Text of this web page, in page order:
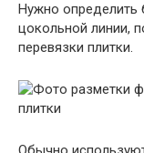
Нужно определить
цокольной линии,
перевязки плитки.